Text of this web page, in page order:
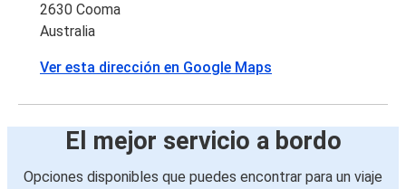
2630 Cooma
Australia
Ver esta dirección en Google Maps
El mejor servicio a bordo
Opciones disponibles que puedes encontrar para un viaje